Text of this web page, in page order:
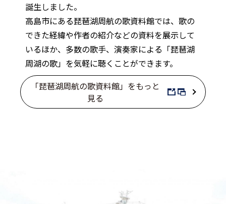
誕生しました。
高島市にある琵琶湖周航の歌資料館では、歌の
できた経緯や作者の紹介などの資料を展示して
いるほか、多数の歌手、演奏家による「琵琶湖
周湖の歌」を気軽に聴くことができます。
「琵琶湖周航の歌資料館」をもっと
見る